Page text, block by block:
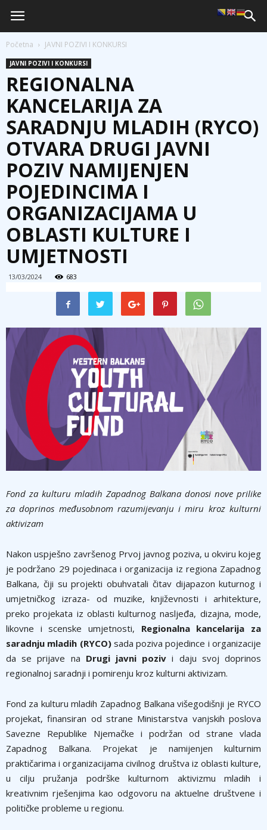
Početna JAVNI POZIVI I KONKURSI
JAVNI POZIVI I KONKURSI
REGIONALNA
KANCELARIJA ZA
SARADNJU MLADIH (RYCO)
OTVARA DRUGI JAVNI
POZIV NAMIJENJEN
POJEDINCIMA I
ORGANIZACIJAMA U
OBLASTI KULTURE I
UMJETNOSTI
13/03/2024 683
Fond za kulturu mladih Zapadnog Balkana donosi nove prilike
za doprinos međusobnom razumijevanju i miru kroz kulturni
aktivizam
Nakon uspješno završenog Prvoj javnog poziva, u okviru kojeg
je podržano 29 pojedinaca i organizacija iz regiona Zapadnog
Balkana, čiji su projekti obuhvatali čitav dijapazon kuturnog i
umjetničkog izraza- od muzike, književnosti i arhitekture,
preko projekata iz oblasti kulturnog nasljeđa, dizajna, mode,
likovne i scenske umjetnosti, Regionalna kancelarija za
saradnju mladih (RYCO)sada poziva pojedince i organizacije
da se prijave na Drugi javni poziv i daju svoj doprinos
regionalnoj saradnji i pomirenju kroz kulturni aktivizam.
Fond za kulturu mladih Zapadnog Balkana višegodišnji je RYCO
projekat, finansiran od strane Ministarstva vanjskih poslova
Savezne Republike Njemačke i podržan od strane vlada
Zapadnog Balkana. Projekat je namijenjen kulturnim
praktičarima i organizacijama civilnog društva iz oblasti kulture,
u cilju pružanja podrške kulturnom aktivizmu mladih i
kreativnim rješenjima kao odgovoru na aktuelne društvene i
političke probleme u regionu.